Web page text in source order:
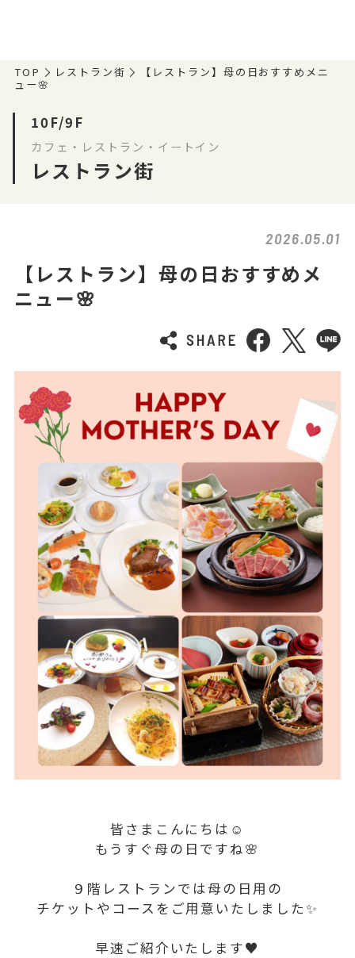
TOP レストラン街
【レストラン】母の日おすすめメニ
ュー🌸
10F/9F
カフェ・レストラン・イートイン
レストラン街
2026.05.01
【レストラン】母の日おすすめメ
ニュー🌸
皆さまこんにちは☺
もうすぐ母の日ですね🌸
９階レストランでは母の日用の
チケットやコースをご用意いたしました✨
早速ご紹介いたします♥